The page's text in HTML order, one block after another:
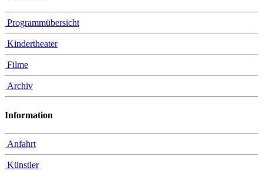
Programmübersicht
Kindertheater
Filme
Archiv
Information
Anfahrt
Künstler